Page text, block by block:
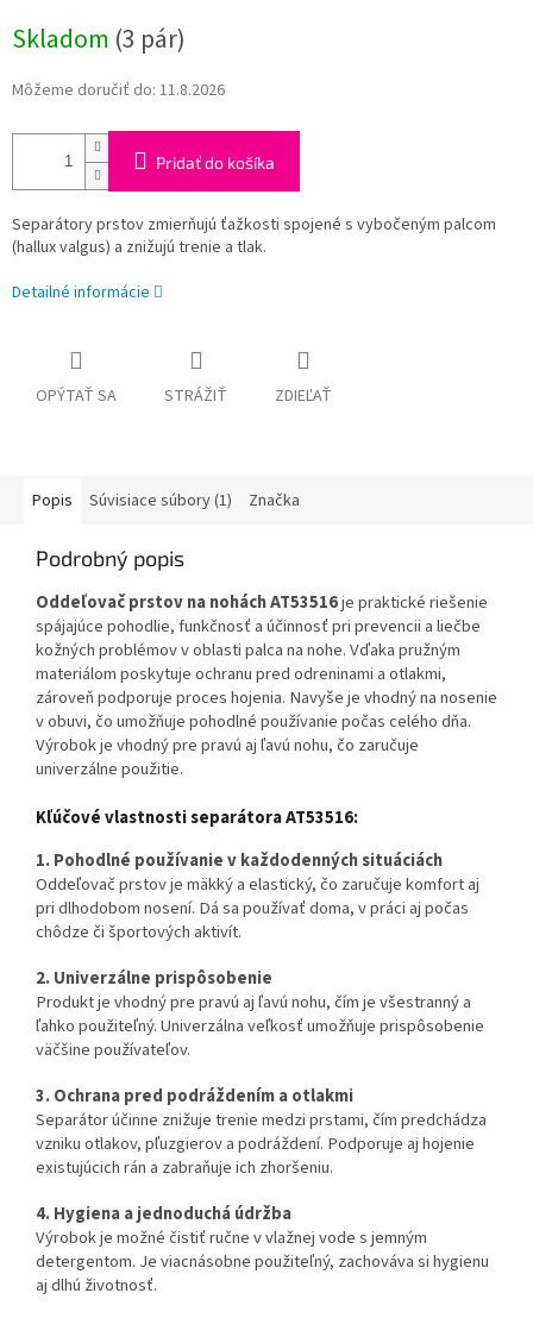
cena:
Skladom (3 pár)
Môžeme doručiť do: 11.8.2026
Pridať do košíka
Separátory prstov zmierňujú ťažkosti spojené s vybočeným palcom
(hallux valgus) a znižujú trenie a tlak.
Detailné informácie
OPÝTAŤ SA STRÁŽIŤ ZDIEĽAŤ
Popis Súvisiace súbory (1) Značka
Podrobný popis
Oddeľovač prstov na nohách AT53516je praktické riešenie
spájajúce pohodlie, funkčnosť a účinnosť pri prevencii a liečbe
kožných problémov v oblasti palca na nohe. Vďaka pružným
materiálom poskytuje ochranu pred odreninami a otlakmi,
zároveň podporuje proces hojenia. Navyše je vhodný na nosenie
v obuvi, čo umožňuje pohodlné používanie počas celého dňa.
Výrobok je vhodný pre pravú aj ľavú nohu, čo zaručuje
univerzálne použitie.
Kľúčové vlastnosti separátora AT53516:
1. Pohodlné používanie v každodenných situáciách
Oddeľovač prstov je mäkký a elastický, čo zaručuje komfort aj
pri dlhodobom nosení. Dá sa používať doma, v práci aj počas
chôdze či športových aktivít.
2. Univerzálne prispôsobenie
Produkt je vhodný pre pravú aj ľavú nohu, čím je všestranný a
ľahko použiteľný. Univerzálna veľkosť umožňuje prispôsobenie
väčšine používateľov.
3. Ochrana pred podráždením a otlakmi
Separátor účinne znižuje trenie medzi prstami, čím predchádza
vzniku otlakov, pľuzgierov a podráždení. Podporuje aj hojenie
existujúcich rán a zabraňuje ich zhoršeniu.
4. Hygiena a jednoduchá údržba
Výrobok je možné čistiť ručne v vlažnej vode s jemným
detergentom. Je viacnásobne použiteľný, zachováva si hygienu
aj dlhú životnosť.